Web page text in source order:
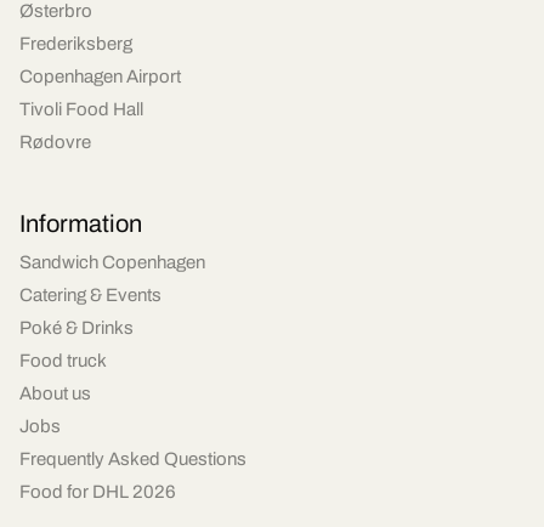
Østerbro
Frederiksberg
Copenhagen Airport
Tivoli Food Hall
Rødovre
Information
Sandwich Copenhagen
Catering & Events
Poké & Drinks
Food truck
About us
Jobs
Frequently Asked Questions
Food for DHL 2026